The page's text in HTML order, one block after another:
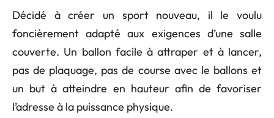
Décidé à créer un sport nouveau, il le voulu
foncièrement adapté aux exigences d’une salle
couverte. Un ballon facile à attraper et à lancer,
pas de plaquage, pas de course avec le ballons et
un but à atteindre en hauteur afin de favoriser
l’adresse à la puissance physique.